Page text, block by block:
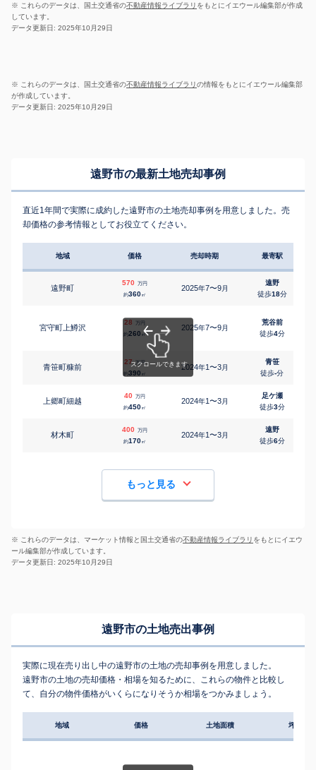
※ これらのデータは、国土交通省の不動産情報ライブラリ をもとにイエウール編集部が作成
しています。
データ更新日: 2025年10月29日
※ これらのデータは、国土交通省の不動産情報ライブラリの情報をもとにイエウール編集部
が作成しています。
データ更新日: 2025年10月29日
遠野市の最新土地売却事例
直近1年間で実際に成約した遠野市の土地売却事例を用意しました。売
却価格の参考情報としてお役立てください。
地域 価格 売却時期 最寄駅
遠野町
570 万円
約360㎡
2025年7〜9月
遠野
徒歩18分
宮守町上鱒沢
28 万円
約260 ㎡
2025年7〜9月
荒谷前
徒歩4分
青笹町糠前
27 万円
約390 ㎡
2024年1〜3月
青笹
徒歩-分
上郷町細越
40 万円
約450㎡
2024年1〜3月
足ケ瀬
徒歩3分
材木町
400 万円
約170㎡
2024年1〜3月
遠野
徒歩6分
もっと見る
※ これらのデータは、マーケット情報と国土交通省の不動産情報ライブラリ をもとにイエウ
ール編集部が作成しています。
データ更新日: 2025年10月29日
遠野市の土地売出事例
実際に現在売り出し中の遠野市の土地の売却事例を用意しました。
遠野市の土地の売却価格・相場を知るために、これらの物件と比較し
て、自分の物件価格がいくらになりそうか相場をつかみましょう。
地域 価格 土地面積 坪単価